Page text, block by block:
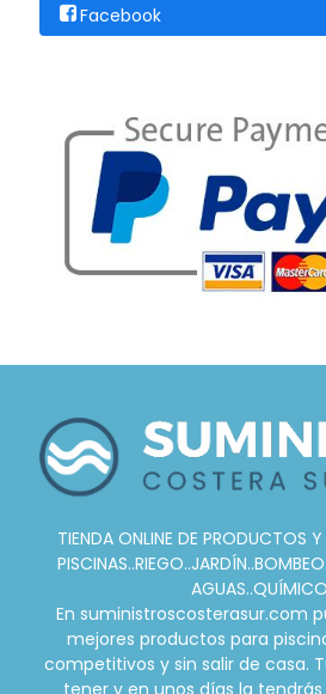
Facebook
TIENDA ONLINE DE PRODUCTOS
En suministroscosterasur.com
mejores productos para
competitivos y sin salir de casa.